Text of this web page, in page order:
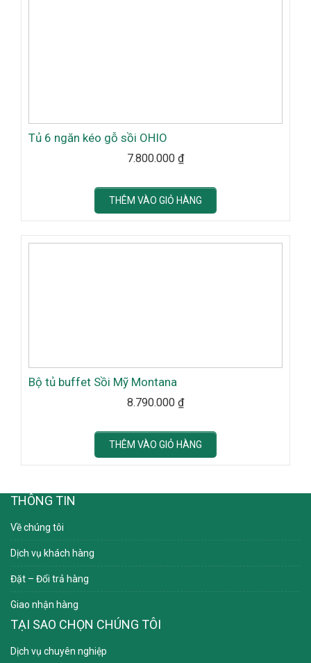
Tủ 6 ngăn kéo gỗ sồi OHIO
7.800.000 ₫
THÊM VÀO GIỎ HÀNG
Bộ tủ buffet Sồi Mỹ Montana
8.790.000 ₫
THÊM VÀO GIỎ HÀNG
THÔNG TIN
Về chúng tôi
Dịch vụ khách hàng
Đặt – Đổi trả hàng
Giao nhận hàng
TẠI SAO CHỌN CHÚNG TÔI
Dịch vụ chuyên nghiệp